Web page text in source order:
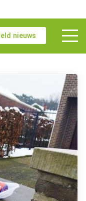
nieuws